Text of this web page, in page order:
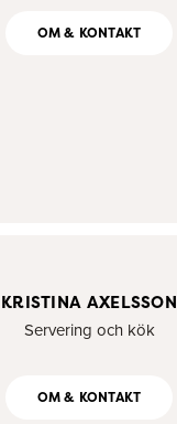
OM & KONTAKT
KRISTINA AXELSSON
Servering och kök
OM & KONTAKT